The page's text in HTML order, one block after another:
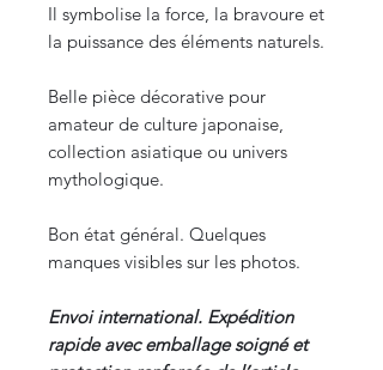
Il symbolise la force, la bravoure et
la puissance des éléments naturels.
Belle pièce décorative pour
amateur de culture japonaise,
collection asiatique ou univers
mythologique.
Bon état général. Quelques
manques visibles sur les photos.
Envoi international. Expédition
rapide avec emballage soigné et